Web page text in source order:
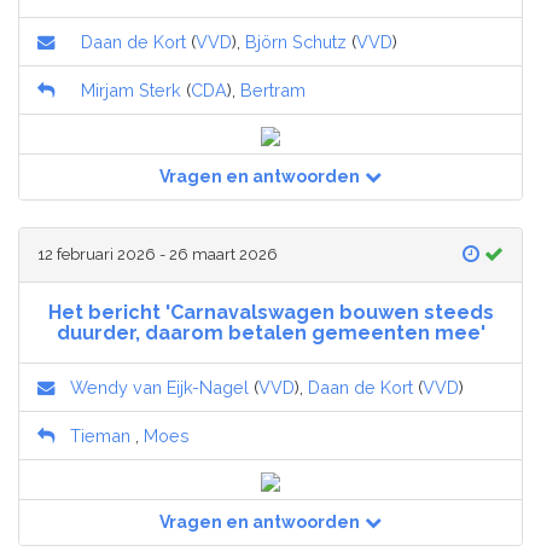
Daan de Kort (VVD), Björn Schutz (VVD)
Mirjam Sterk (CDA), Bertram
Vragen en antwoorden
12 februari 2026 - 26 maart 2026
Het bericht 'Carnavalswagen bouwen steeds
duurder, daarom betalen gemeenten mee'
Wendy van Eijk-Nagel (VVD), Daan de Kort (VVD)
Tieman Moes
Vragen en antwoorden